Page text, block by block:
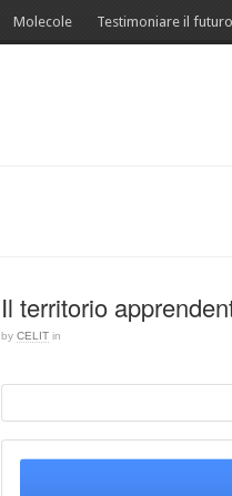
Molecole Testimoniare il futuro
Il territorio
by CELIT in